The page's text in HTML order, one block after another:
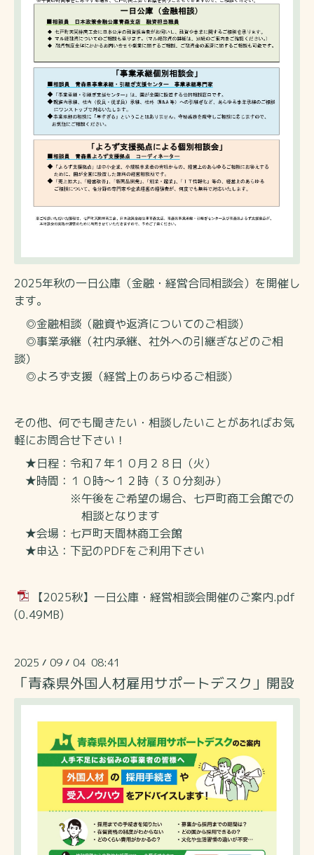
2025年秋の一日公庫（金融・経営合同相談会）を開催し
ます。
◎金融相談（融資や返済についてのご相談）
◎事業承継（社内承継、社外への引継ぎなどのご相
談）
◎よろず支援（経営上のあらゆるご相談）
その他、何でも聞きたい・相談したいことがあればお気
軽にお問合せ下さい！
★日程：令和７年１０月２８日（火）
★時間：１０時～１２時（３０分刻み）
※午後をご希望の場合、 七戸町商工会館での
相談となります
★会場：七戸町天間林商工会館
★申込：下記のPDFをご利用下さい
【2025秋】一日公庫・経営相談会開催のご案内.pdf
(0.49MB)
2025 / 09 / 04 08:41
「青森県外国人材雇用サポートデスク」開設